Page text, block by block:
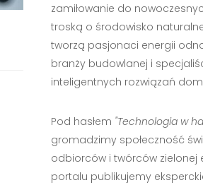
zamiłowanie do
troską o środowisko
tworzą pasjonaci energii
branży budowlanej i
inteligentnych rozwiązań
Pod hasłem "Technologia w
gromadzimy społeczność
odbiorców i twórców zielonej
portalu publikujemy